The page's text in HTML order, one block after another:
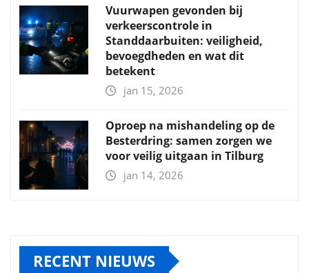
Vuurwapen gevonden bij
verkeerscontrole in
Standdaarbuiten: veiligheid,
bevoegdheden en wat dit
betekent
jan 15, 2026
Oproep na mishandeling op de
Besterdring: samen zorgen we
voor veilig uitgaan in Tilburg
jan 14, 2026
RECENT NIEUWS